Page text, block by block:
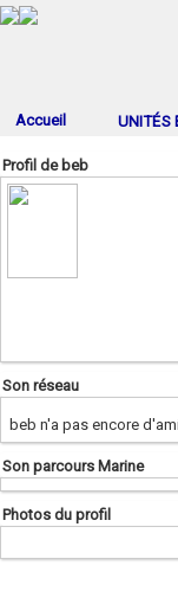
Accueil UNITÉS
Profil de beb
Son réseau
beb n'a pas encore
Son parcours Marine
Photos du profil